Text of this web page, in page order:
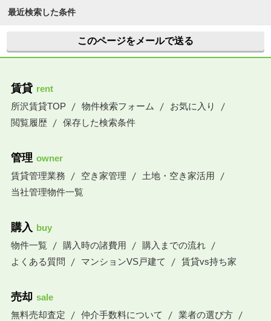
最近検索した条件
このページをメールで送る
賃貸 rent
所沢賃貸TOP
物件検索フォーム
お気に入り
閲覧履歴
保存した検索条件
管理 owner
賃貸管理業務
空き家管理
土地・空き家活用
当社管理物件一覧
購入 buy
物件一覧
購入時の諸費用
購入までの流れ
よくある質問
マンションVS戸建て 賃貸vs持ち家
売却 sale
無料売却査定
仲介手数料について
業者の選び方